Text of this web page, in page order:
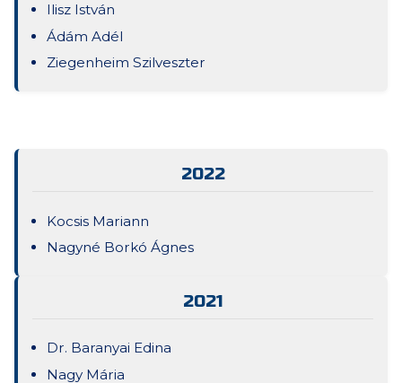
Ilisz István
Ádám Adél
Ziegenheim Szilveszter
2022
Kocsis Mariann
Nagyné Borkó Ágnes
2021
Dr. Baranyai Edina
Nagy Mária